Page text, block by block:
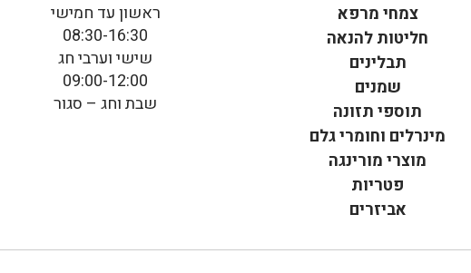
צמחי מרפא
חליטות להנאה
תבלינים
שמנים
תוספי תזונה
מינרלים וחומרי גלם
מוצרי מורינגה
פטריות
אביזרים
ראשון עד חמישי
08:30-16:30
שישי וערבי חג
09:00-12:00
שבת וחג – סגור